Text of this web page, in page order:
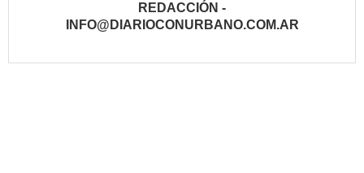
REDACCIÓN -
INFO@DIARIOCONURBANO.COM.AR